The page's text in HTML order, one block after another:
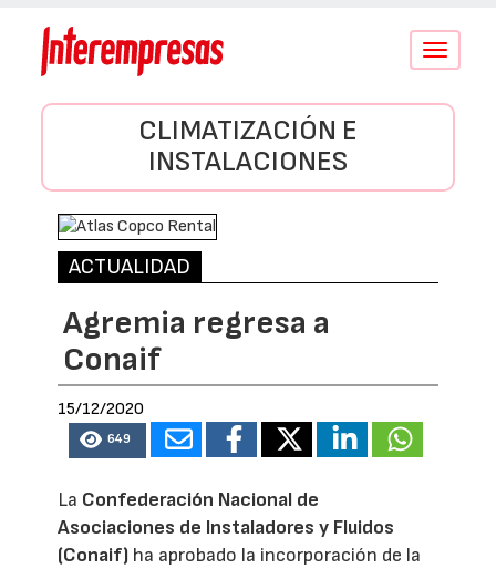
Conmutar
CLIMATIZACIÓN E
INSTALACIONES
ACTUALIDAD
Agremia regresa a
Conaif
15/12/2020
649
La Confederación Nacional de
Asociaciones de Instaladores y Fluidos
(Conaif) ha aprobado la incorporación de la